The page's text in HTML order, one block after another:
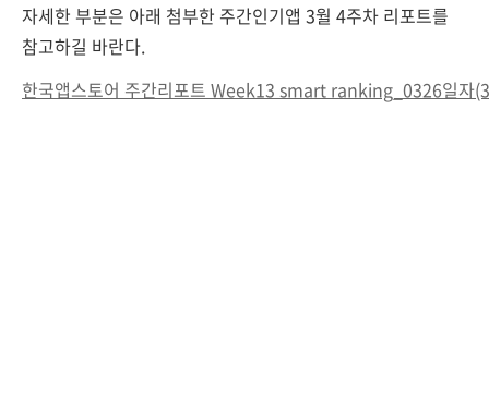
자세한 부분은 아래 첨부한 주간인기앱 3월 4주차 리포트를
참고하길 바란다.
한국앱스토어 주간리포트 Week13 smart ranking_0326일자